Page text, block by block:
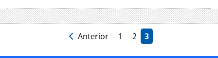
Anterior 1 2 3